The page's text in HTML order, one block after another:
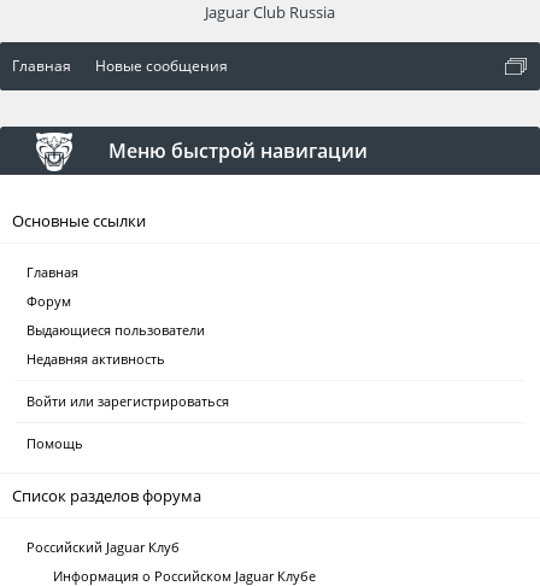
Главная Новые сообщения
Меню быстрой навигации
Основные ссылки
Главная
Форум
Выдающиеся пользователи
Недавняя активность
Войти или зарегистрироваться
Помощь
Список разделов форума
Российский Jaguar Клуб
Информация о Российском Jaguar Клубе
Jaguar Club Russia
оват